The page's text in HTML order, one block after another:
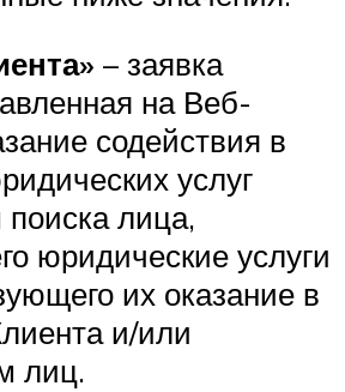
– заявка
на Веб-
содействия в
услуг
лица,
юридические услуги
их оказание в
и/или
лиц.